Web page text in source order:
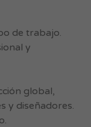
de trabajo.
y
global,
y diseñadores.